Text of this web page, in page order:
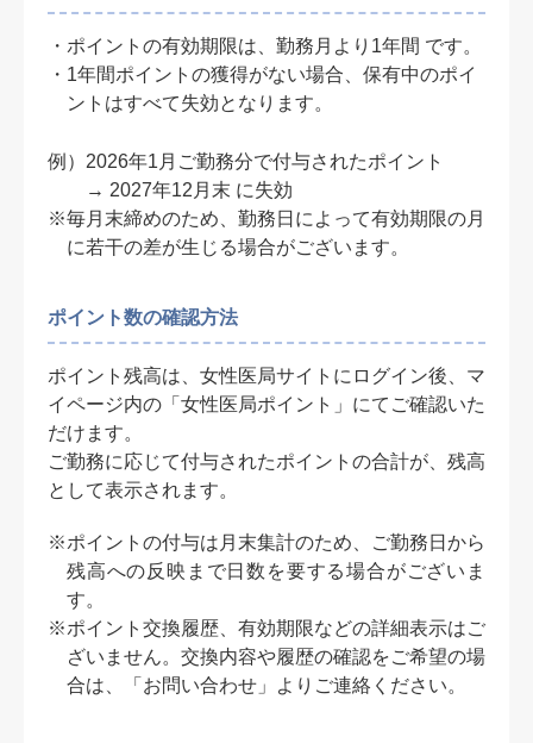
・ポイントの有効期限は、勤務月より1年間 です。
・1年間ポイントの獲得がない場合、保有中のポイ
ントはすべて失効となります。
例） 2026年1月ご勤務分で付与されたポイント
→ 2027年12月末 に失効
※毎月末締めのため、勤務日によって有効期限の月
に若干の差が生じる場合がございます。
ポイント数の確認方法
ポイント残高は、女性医局サイトにログイン後、マ
イページ内の「女性医局ポイント」にてご確認いた
だけます。
ご勤務に応じて付与されたポイントの合計が、残高
として表示されます。
※ポイントの付与は月末集計のため、ご勤務日から
残高への反映まで日数を要する場合がございま
す。
※ポイント交換履歴、有効期限などの詳細表示はご
ざいません。交換内容や履歴の確認をご希望の場
合は、「お問い合わせ」よりご連絡ください。